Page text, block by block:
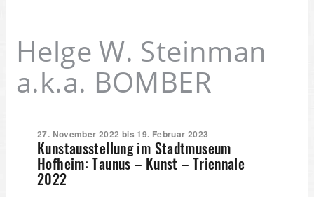
Helge W. Steinman
a.k.a. BOMBER
27. November 2022 bis 19. Februar 2023
Kunstausstellung im Stadtmuseum
Hofheim: Taunus – Kunst – Triennale
2022